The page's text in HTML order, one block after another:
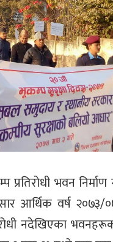
भवन
आर्थिक वर्ष २०७३/
नदेखिएका